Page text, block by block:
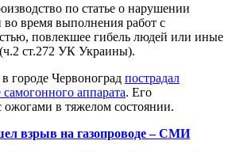
по статье о нарушении
во время выполнения работ с
повлекшее гибель людей или иные
ст.272 УК Украины).
городе Червоноград пострадал
аппарата. Его
ожогами в тяжелом состоянии.
взрыв на газопроводе – СМИ